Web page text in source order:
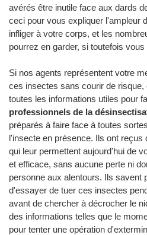
avérés être inutile face aux dards
ceci pour vous expliquer l'ampleur
infliger à votre corps, et les
pourrez en garder, si toutefois
Si nos agents représentent votre
ces insectes sans courir de
toutes les informations utiles pour
professionnels de la
préparés à faire face à toutes
l'insecte en présence. Ils ont reçus
qui leur permettent aujourd'hui de
et efficace, sans aucune perte ni
personne aux alentours. Ils savent
d'essayer de tuer ces insectes
avant de chercher à décrocher le
des informations telles que le
pour tenter une opération